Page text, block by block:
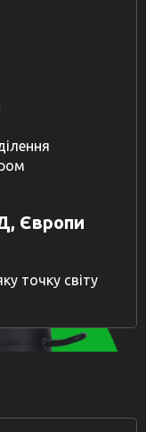
Європи
точку світу